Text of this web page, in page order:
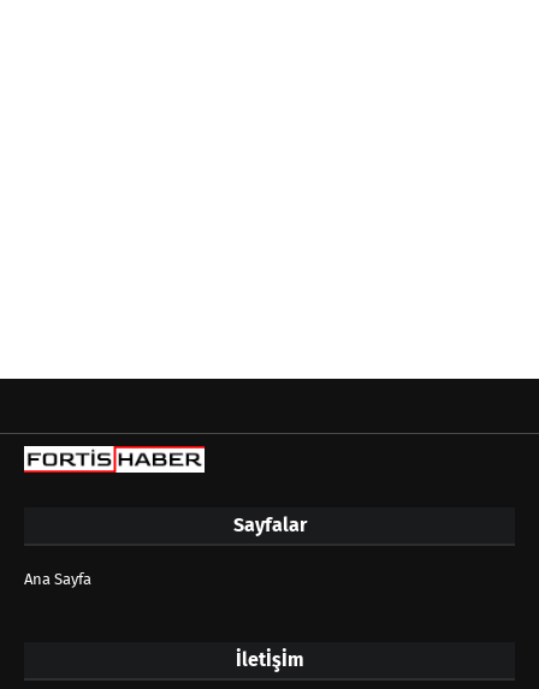
Sayfalar
Ana Sayfa
İletİşİm